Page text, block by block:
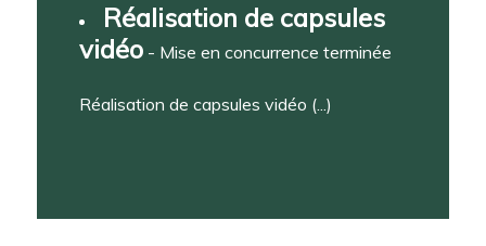
Réalisation de capsules
vidéo- Mise en concurrence terminée
Réalisation de capsules vidéo (...)